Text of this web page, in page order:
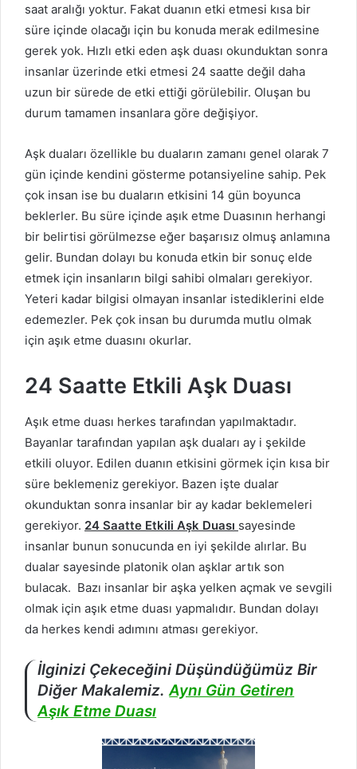
saat aralığı yoktur. Fakat duanın etki etmesi kısa bir
süre içinde olacağı için bu konuda merak edilmesine
gerek yok. Hızlı etki eden aşk duası okunduktan sonra
insanlar üzerinde etki etmesi 24 saatte değil daha
uzun bir sürede de etki ettiği görülebilir. Oluşan bu
durum tamamen insanlara göre değişiyor.
Aşk duaları özellikle bu duaların zamanı genel olarak 7
gün içinde kendini gösterme potansiyeline sahip. Pek
çok insan ise bu duaların etkisini 14 gün boyunca
beklerler. Bu süre içinde aşık etme Duasının herhangi
bir belirtisi görülmezse eğer başarısız olmuş anlamına
gelir. Bundan dolayı bu konuda etkin bir sonuç elde
etmek için insanların bilgi sahibi olmaları gerekiyor.
Yeteri kadar bilgisi olmayan insanlar istediklerini elde
edemezler. Pek çok insan bu durumda mutlu olmak
için aşık etme duasını okurlar.
24 Saatte Etkili Aşk Duası
Aşık etme duası herkes tarafından yapılmaktadır.
Bayanlar tarafından yapılan aşk duaları ay i şekilde
etkili oluyor. Edilen duanın etkisini görmek için kısa bir
süre beklemeniz gerekiyor. Bazen işte dualar
okunduktan sonra insanlar bir ay kadar beklemeleri
gerekiyor. 24 Saatte Etkili Aşk Duası sayesinde
insanlar bunun sonucunda en iyi şekilde alırlar. Bu
dualar sayesinde platonik olan aşklar artık son
bulacak. Bazı insanlar bir aşka yelken açmak ve sevgili
olmak için aşık etme duası yapmalıdır. Bundan dolayı
da herkes kendi adımını atması gerekiyor.
İlginizi Çekeceğini Düşündüğümüz Bir
Diğer Makalemiz.Aynı Gün Getiren
Aşık Etme Duası